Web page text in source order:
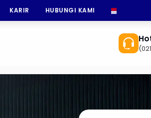
KARIR HUBUNGI KAMI